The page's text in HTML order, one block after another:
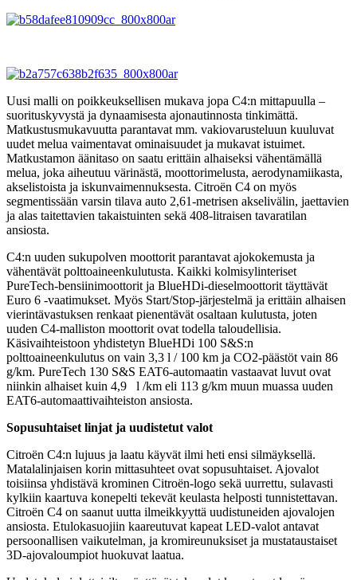
Uusi malli on poikkeuksellisen mukava jopa C4:n mittapuulla –
suorituskyvystä ja dynaamisesta ajonautinnosta tinkimättä.
Matkustusmukavuutta parantavat mm. vakiovarusteluun kuuluvat
uudet melua vaimentavat ominaisuudet ja mukavat istuimet.
Matkustamon äänitaso on saatu erittäin alhaiseksi vähentämällä
melua, joka aiheutuu värinästä, moottorimelusta, aerodynamiikasta,
akselistoista ja iskunvaimennuksesta. Citroën C4 on myös
segmentissään varsin tilava auto 2,61-metrisen akselivälin, jaettavien
ja alas taitettavien takaistuinten sekä 408-litraisen tavaratilan
ansiosta.
C4:n uuden sukupolven moottorit parantavat ajokokemusta ja
vähentävät polttoaineenkulutusta. Kaikki kolmisylinteriset
PureTech-bensiinimoottorit ja BlueHDi-dieselmoottorit täyttävät
Euro 6 -vaatimukset. Myös Start/Stop-järjestelmä ja erittäin alhaisen
vierintävastuksen renkaat pienentävät osaltaan kulutusta, joten
uuden C4-malliston moottorit ovat todella taloudellisia.
Käsivaihteistoon yhdistetyn BlueHDi 100 S&S:n
polttoaineenkulutus on vain 3,3 l / 100 km ja CO2-päästöt vain 86
g/km. PureTech 130 S&S EAT6-automaatin vastaavat luvut ovat
niinkin alhaiset kuin 4,9 l /km eli 113 g/km muun muassa uuden
EAT6-automaattivaihteiston ansiosta.
Sopusuhtaiset linjat ja uudistetut valot
Citroën C4:n lujuus ja laatu käyvät ilmi heti ensi silmäyksellä.
Matalalinjaisen korin mittasuhteet ovat sopusuhtaiset. Ajovalot
toisiinsa yhdistävä krominen Citroën-logo sekä uurrettu, sulavasti
kylkiin kaartuva konepelti tekevät keulasta helposti tunnistettavan.
Citroën C4 on saanut uutta ilmeikkyyttä uudistuneiden ajovalojen
ansiosta. Etulokasuojiin kaareutuvat kapeat LED-valot antavat
persoonallisen vaikutelman, ja kromireunuksiset ja mustataustaiset
3D-ajovaloumpiot huokuvat laatua.